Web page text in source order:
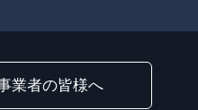
業者の皆様へ